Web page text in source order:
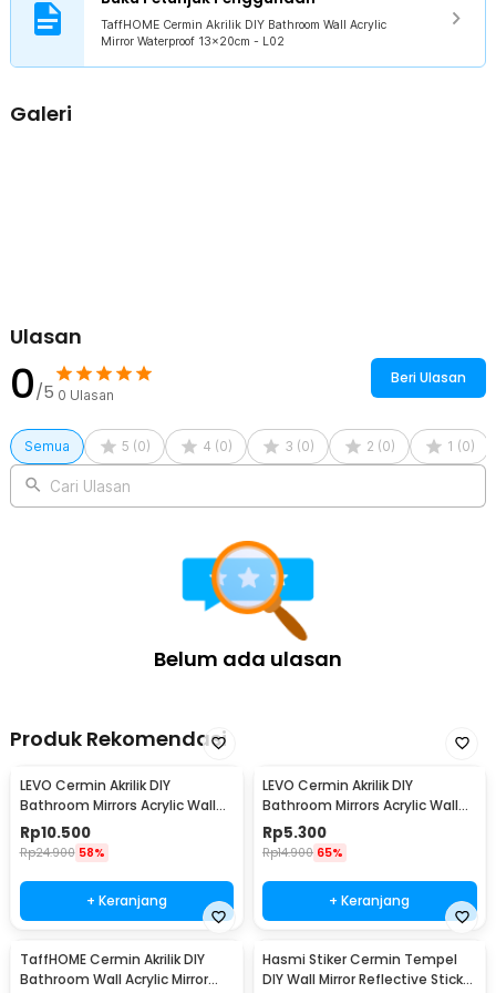
mudah dibersihkan dengan lap.
Kelengkapan Produk
1 x TaffHOME Cermin Akrilik DIY Bathroom Wall Acrylic Mirror
TaffHOME Cermin Akrilik DIY Bathroom Wall Acrylic
Mirror Waterproof 13x20cm - L02
Galeri
Ulasan
0/5 0 Ulasan
Beri Ulasan
Semua 5 (0) 4 (0) 3 (0) 2 (0) 1 (0)
Cari Ulasan
Belum ada ulasan
Produk Rekomendasi
LEVO Cermin Akrilik DIY
Bathroom Mirrors Acrylic Wall
Decorations Besar - L01
Rp10.500
Rp24.900 58%
+ Keranjang
LEVO Cermin Akrilik DIY
Bathroom Mirrors Acrylic Wall
Decorations Kecil - L01
Rp5.300
Rp14.900 65%
+ Keranjang
TaffHOME Cermin Akrilik DIY
Bathroom Wall Acrylic Mirror
Hasmi Stiker Cermin Tempel
DIY Wall Mirror Reflective Sticker